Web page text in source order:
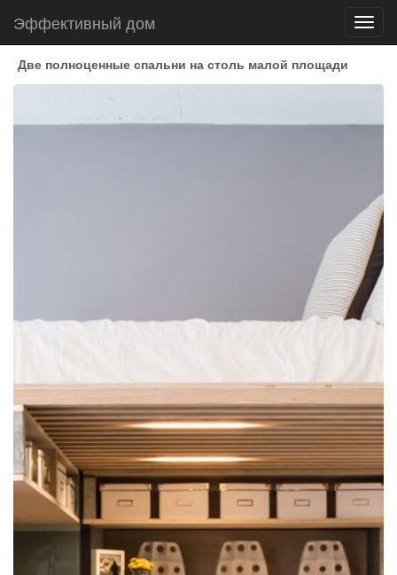
Эффективный дом
Две полноценные спальни на столь малой площади